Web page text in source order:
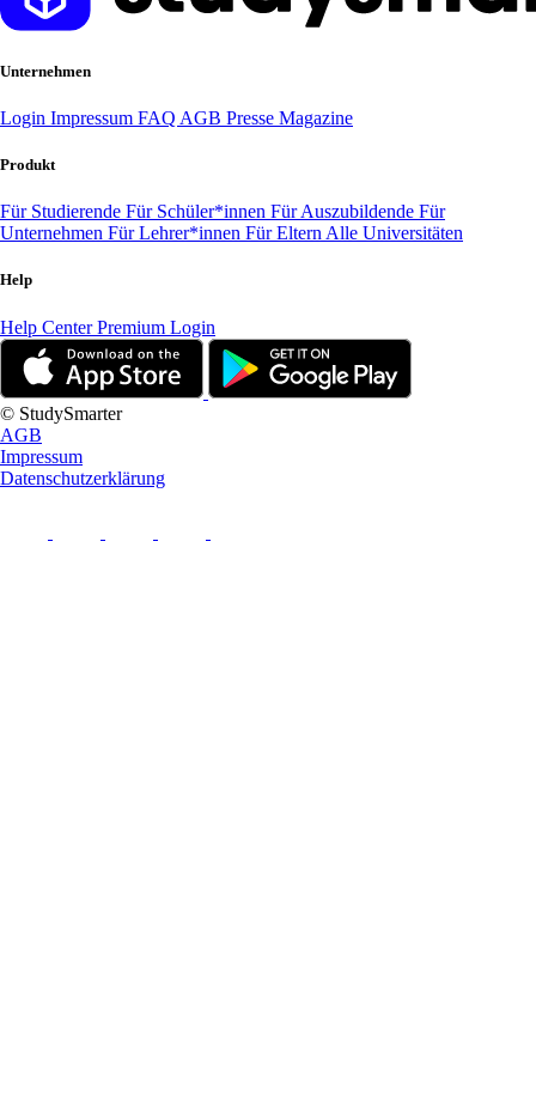
Unternehmen
Login Impressum FAQ AGB Presse Magazine
Produkt
Für Studierende Für Schüler*innen Für Auszubildende Für
Unternehmen Für Lehrer*innen Für Eltern Alle Universitäten
Help
Help CenterPremium Login
© StudySmarter
AGB
Impressum
Datenschutzerklärung